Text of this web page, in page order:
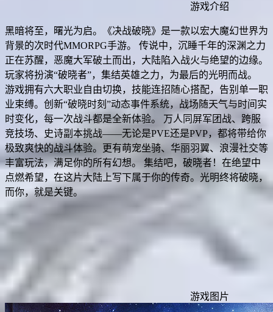
游戏介绍
黑暗将至，曙光为启。《决战破晓》是一款以宏大魔幻世界为
背景的次时代MMORPG手游。 传说中，沉睡千年的深渊之力
正在苏醒，恶魔大军破土而出，大陆陷入战火与绝望的边缘。
玩家将扮演“破晓者”，集结英雄之力，为最后的光明而战。
游戏拥有六大职业自由切换，技能连招随心搭配，告别单一职
业束缚。创新“破晓时刻”动态事件系统，战场随天气与时间实
时变化，每一次战斗都是全新体验。 万人同屏军团战、跨服
竞技场、史诗副本挑战——无论是PVE还是PVP，都将带给你
极致爽快的战斗体验。更有萌宠坐骑、华丽羽翼、浪漫社交等
丰富玩法，满足你的所有幻想。 集结吧，破晓者！在绝望中
点燃希望，在这片大陆上写下属于你的传奇。光明终将破晓，
而你，就是关键。
游戏图片